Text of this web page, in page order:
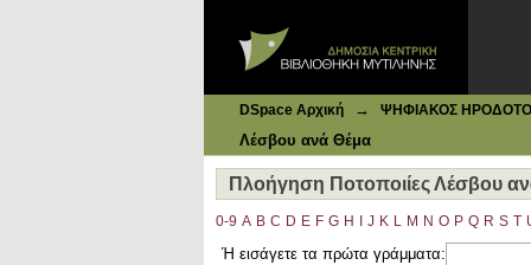
DSpace Αρχική → ΨΗΦΙΑΚΟΣ ΗΡΟΔΟΤΟΣ:
Λέσβου ανά Θέμα
Πλοήγηση Ποτοποιίες Λέσβου
0-9 A B C D E F G H J K L M N O P Q R S T
Ή εισάγετε τα πρώτα γράμματα: